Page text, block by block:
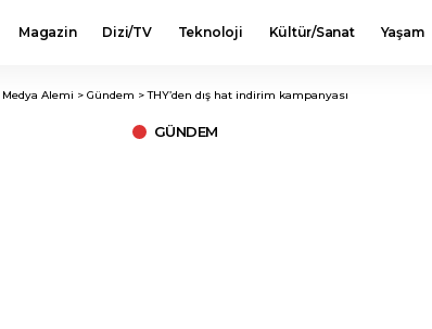
Magazin Dizi/TV Teknoloji Kültür/Sanat Yaşam
Medya Alemi > Gündem >THY’den dış hat indirim kampanyası
GÜNDEM